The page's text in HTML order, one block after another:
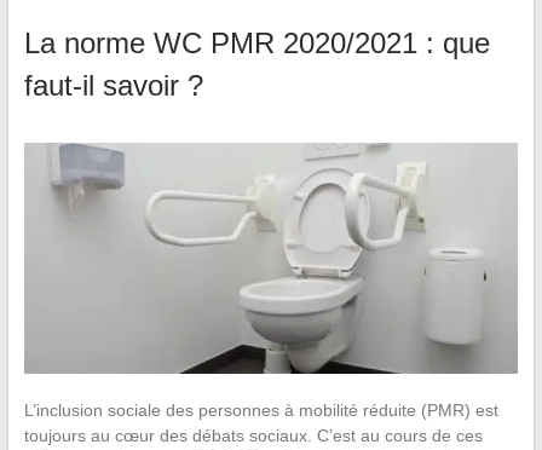
La norme WC PMR 2020/2021 : que
faut-il savoir ?
L’inclusion sociale des personnes à mobilité réduite (PMR) est
toujours au cœur des débats sociaux. C’est au cours de ces